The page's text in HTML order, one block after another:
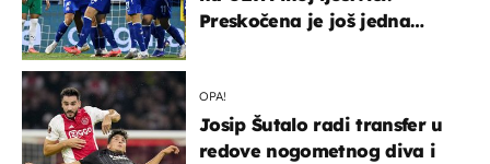
Preskočena je još jedna
OPA!
Josip Šutalo radi transfer u
redove nogometnog diva i